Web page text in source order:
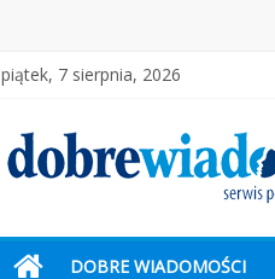
piątek, 7 sierpnia, 2026
DOBRE WIADOMOŚCI